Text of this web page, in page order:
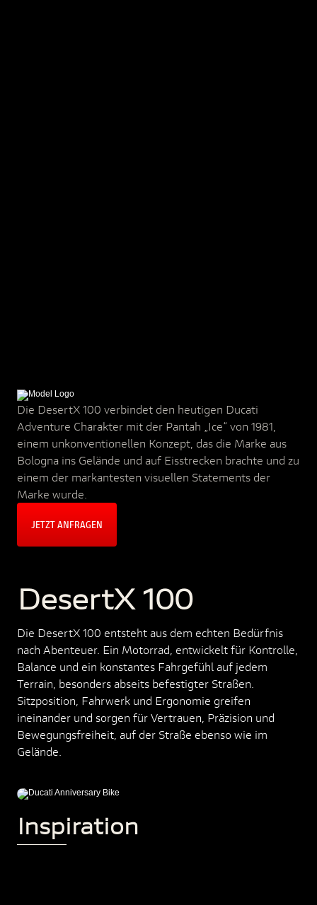
Die DesertX 100 verbindet den heutigen Ducati
Adventure Charakter mit der Pantah „Ice“ von 1981,
einem unkonventionellen Konzept, das die Marke aus
Bologna ins Gelände und auf Eisstrecken brachte und zu
einem der markantesten visuellen Statements der
Marke wurde.
JETZT ANFRAGEN
DesertX 100
Die DesertX 100 entsteht aus dem echten Bedürfnis
nach Abenteuer. Ein Motorrad, entwickelt für Kontrolle,
Balance und ein konstantes Fahrgefühl auf jedem
Terrain, besonders abseits befestigter Straßen.
Sitzposition, Fahrwerk und Ergonomie greifen
ineinander und sorgen für Vertrauen, Präzision und
Bewegungsfreiheit, auf der Straße ebenso wie im
Gelände.
Inspiration